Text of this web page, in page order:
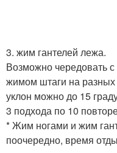
3. жим гантелей лежа.
Возможно чередовать
жимом штаги на разных
уклон можно до 15
3 подхода по 10
* Жим ногами и жим
поочередно, время